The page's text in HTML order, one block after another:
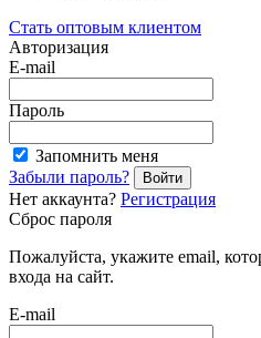
Стать оптовым клиентом
Авторизация
E-mail
Пароль
Запомнить меня
Забыли пароль?
Войти
Нет аккаунта? Регистрация
Сброс пароля
Пожалуйста, укажите email,
входа на сайт.
E-mail